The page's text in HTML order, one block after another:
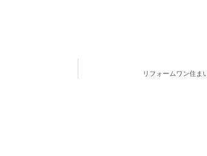
リフォームワン住ま